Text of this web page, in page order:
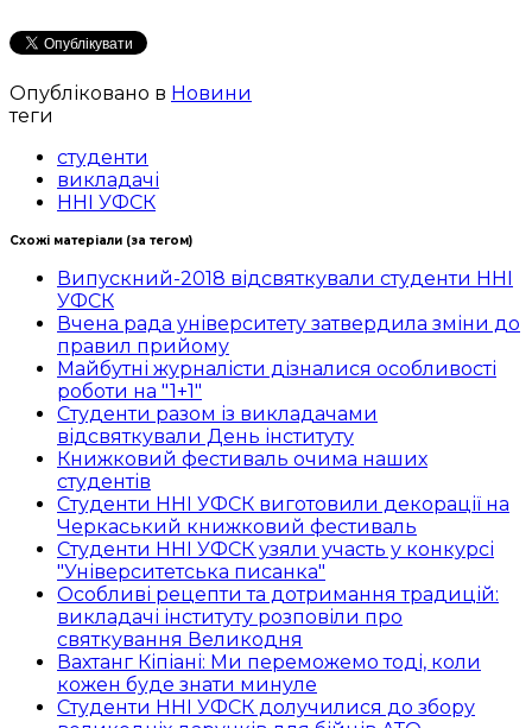
Опубліковано в Новини
теги
студенти
викладачі
ННІ УФСК
Схожі матеріали (за тегом)
Випускний-2018 відсвяткували студенти ННІ
УФСК
Вчена рада університету затвердила зміни до
правил прийому
Майбутні журналісти дізналися особливості
роботи на "1+1"
Студенти разом із викладачами
відсвяткували День інституту
Книжковий фестиваль очима наших
студентів
Студенти ННІ УФСК виготовили декорації на
Черкаський книжковий фестиваль
Студенти ННІ УФСК узяли участь у конкурсі
"Університетська писанка"
Особливі рецепти та дотримання традицій:
викладачі інституту розповіли про
святкування Великодня
Вахтанг Кіпіані: Ми переможемо тоді, коли
кожен буде знати минуле
Студенти ННІ УФСК долучилися до збору